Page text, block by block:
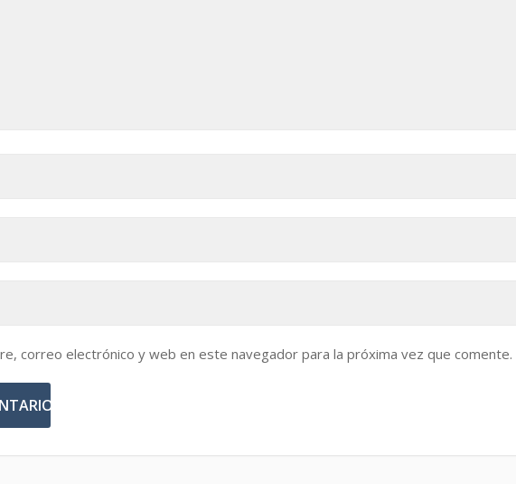
correo electrónico y web en este navegador para la próxima vez que comente.